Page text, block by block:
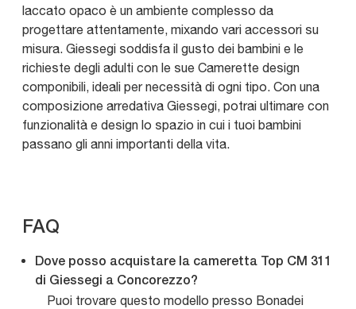
laccato opaco è un ambiente complesso da
progettare attentamente, mixando vari accessori su
misura. Giessegi soddisfa il gusto dei bambini e le
richieste degli adulti con le sue Camerette design
componibili, ideali per necessità di ogni tipo. Con una
composizione arredativa Giessegi, potrai ultimare con
funzionalità e design lo spazio in cui i tuoi bambini
passano gli anni importanti della vita.
FAQ
Dove posso acquistare la cameretta Top CM 311
di Giessegi a Concorezzo?
Puoi trovare questo modello presso Bonadei